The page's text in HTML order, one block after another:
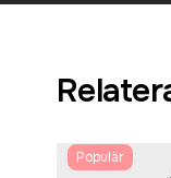
Populär